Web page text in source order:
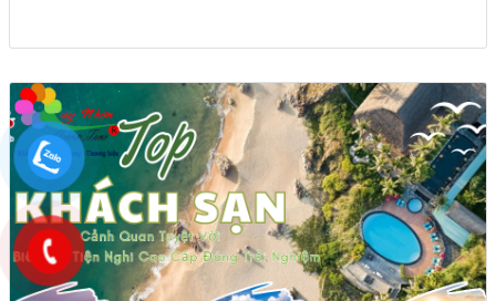
tour ghép Hòn Khô